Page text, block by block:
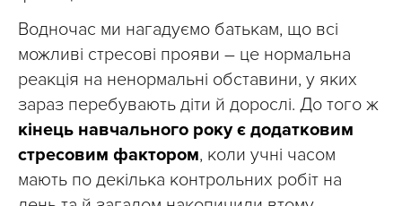
Водночас ми нагадуємо батькам, що всі
можливі стресові прояви – це нормальна
реакція на ненормальні обставини, у яких
зараз перебувають діти й дорослі. До того ж
кінець навчального року є додатковим
стресовим фактором, коли учні часом
мають по декілька контрольних робіт на